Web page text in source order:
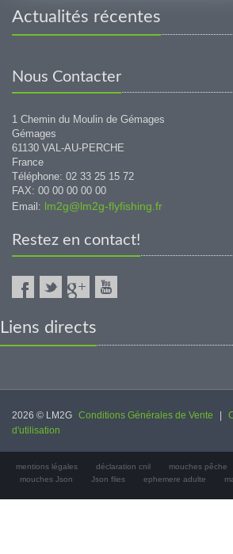
Actualités récentes
Nous Contacter
1 Chemin du Moulin de Gémages
Gémages
61130 VAL-AU-PERCHE
France
Téléphone: 02 33 25 15 72
FAX: 00 00 00 00 00
Email: lm2g@lm2g-flyfishing.fr
Restez en contact!
Liens directs
2026 © LM2G Conditions Générales de Vente |
d'utilisation
mentions légales déclaration cnil mouches pêche
mouches Json
Json flies ephemere adulte